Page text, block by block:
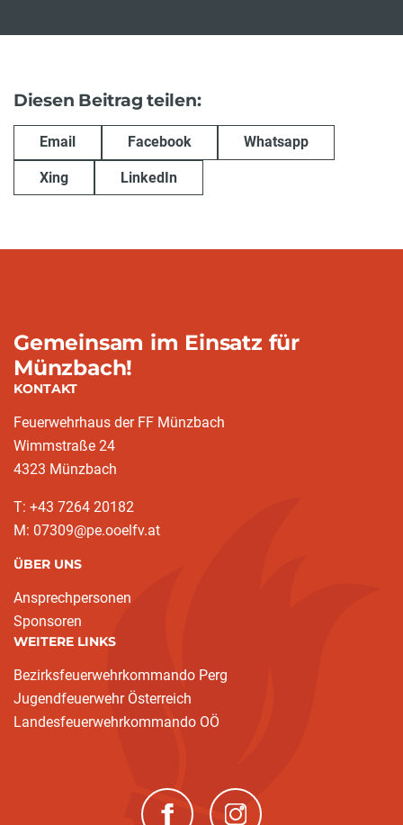
Diesen Beitrag teilen:
Email Facebook Whatsapp
Xing LinkedIn
Gemeinsam im Einsatz für
Münzbach!
KONTAKT
Feuerwehrhaus der FF Münzbach
Wimmstraße 24
4323 Münzbach
T: +43 7264 20182
M: 07309@pe.ooelfv.at
ÜBER UNS
Ansprechpersonen
Sponsoren
WEITERE LINKS
Bezirksfeuerwehrkommando Perg
Jugendfeuerwehr Österreich
Landesfeuerwehrkommando OÖ